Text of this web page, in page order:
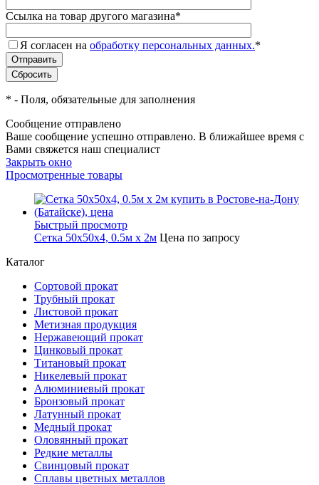
Ссылка на товар другого магазина*
Я согласен на обработку персональных данных.*
* - Поля, обязательные для заполнения
Сообщение отправлено
Ваше сообщение успешно отправлено. В ближайшее время с
Вами свяжется наш специалист
Закрыть окно
Просмотренные товары
Быстрый просмотр
Сетка 50х50х4, 0.5м х 2м Цена по запросу
Каталог
Сортовой прокат
Трубный прокат
Листовой прокат
Метизная продукция
Нержавеющий прокат
Цинковый прокат
Титановый прокат
Никелевый прокат
Алюминиевый прокат
Бронзовый прокат
Латунный прокат
Медный прокат
Оловянный прокат
Редкие металлы
Свинцовый прокат
Сплавы цветных металлов